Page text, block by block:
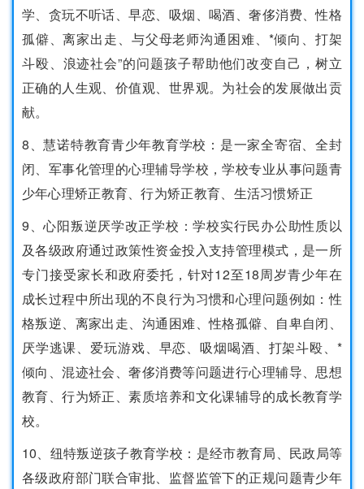
学、贪玩不听话、早恋、吸烟、喝酒、奢侈消费、性格
孤僻、离家出走、与父母老师沟通困难、*倾向、打架
斗殴、浪迹社会”的问题孩子帮助他们改变自己，树立
正确的人生观、价值观、世界观。为社会的发展做出贡
献。
8、慧诺特教育青少年教育学校：是一家全寄宿、全封
闭、军事化管理的心理辅导学校，学校专业从事问题青
少年心理矫正教育、行为矫正教育、生活习惯矫正
9、心阳叛逆厌学改正学校：学校实行民办公助性质以
及各级政府通过政策性资金投入支持管理模式，是一所
专门接受家长和政府委托，针对12至18周岁青少年在
成长过程中所出现的不良行为习惯和心理问题例如：性
格叛逆、离家出走、沟通困难、性格孤僻、自卑自闭、
厌学逃课、爱玩游戏、早恋、吸烟喝酒、打架斗殴、*
倾向、混迹社会、奢侈消费等问题进行心理辅导、思想
教育、行为矫正、素质培养和文化课辅导的成长教育学
校。
10、纽特叛逆孩子教育学校：是经市教育局、民政局等
各级政府部门联合审批、监督监管下的正规问题青少年